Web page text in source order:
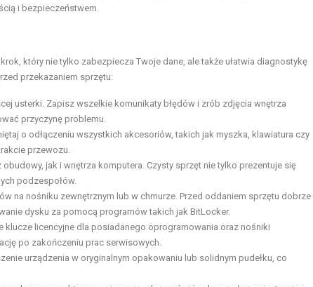
i bezpieczeństwem.
który nie tylko zabezpiecza Twoje dane, ale także ułatwia diagnostykę
przekazaniem sprzętu:
usterki. Zapisz wszelkie komunikaty błędów i zrób zdjęcia wnętrza
przyczynę problemu.
o odłączeniu wszystkich akcesoriów, takich jak myszka, klawiatura czy
przewozu.
jak i wnętrza komputera. Czysty sprzęt nie tylko prezentuje się
podzespołów.
na nośniku zewnętrznym lub w chmurze. Przed oddaniem sprzętu dobrze
dysku za pomocą programów takich jak BitLocker.
klucze licencyjne dla posiadanego oprogramowania oraz nośniki
po zakończeniu prac serwisowych.
urządzenia w oryginalnym opakowaniu lub solidnym pudełku, co